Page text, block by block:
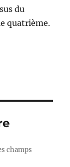
du
quatrième.
champs